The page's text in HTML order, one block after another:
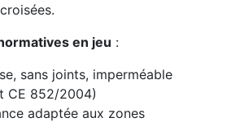
en jeu :
sans joints, imperméable
CE 852/2004)
adaptée aux zones